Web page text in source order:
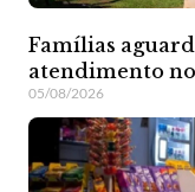
Famílias
atendimento
05/08/2026